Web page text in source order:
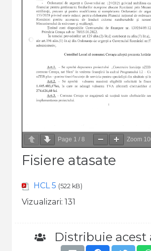
Page 1 / 8 Zoom
Fisiere atasate
HCL 5 (522 kB)
Vizualizari: 131
Distribuie acest